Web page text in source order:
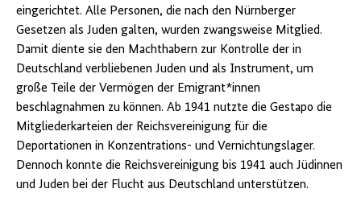
eingerichtet. Alle Personen, die nach den Nürnberger
Gesetzen als Juden galten, wurden zwangsweise Mitglied.
Damit diente sie den Machthabern zur Kontrolle der in
Deutschland verbliebenen Juden und als Instrument, um
große Teile der Vermögen der Emigrant*innen
beschlagnahmen zu können. Ab 1941 nutzte die Gestapo die
Mitgliederkarteien der Reichsvereinigung für die
Deportationen in Konzentrations- und Vernichtungslager.
Dennoch konnte die Reichsvereinigung bis 1941 auch Jüdinnen
und Juden bei der Flucht aus Deutschland unterstützen.